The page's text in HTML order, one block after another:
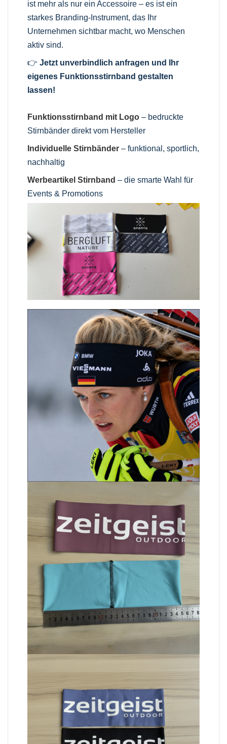
ist mehr als nur ein Accessoire – es ist ein
starkes Branding-Instrument, das Ihr
Unternehmen sichtbar macht, wo Menschen
aktiv sind.
👉Jetzt unverbindlich anfragen und Ihr
eigenes Funktionsstirnband gestalten
lassen!
Funktionsstirnband mit Logo – bedruckte
Stirnbänder direkt vom Hersteller
Individuelle Stirnbänder – funktional, sportlich,
nachhaltig
Werbeartikel Stirnband – die smarte Wahl für
Events & Promotions